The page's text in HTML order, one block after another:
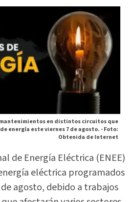
mantenimientos en distintos circuitos que
energía este viernes 7 de agosto. -Foto:
Obtenida de Internet
de Energía Eléctrica (ENEE)
eléctrica programados
agosto, debido a trabajos